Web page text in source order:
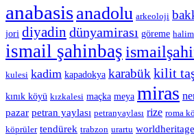
anabasisanadolu arkeoloji
jori diyadin dünyamirası göreme
ismail şahinbaş
kulesi kadim kapadokya karabük kilit
kınık köyü kızkalesi maçka meya miras
pazar petran yaylası petranyaylası rize roma
köprüler tendürek trabzon urartu worldheritage